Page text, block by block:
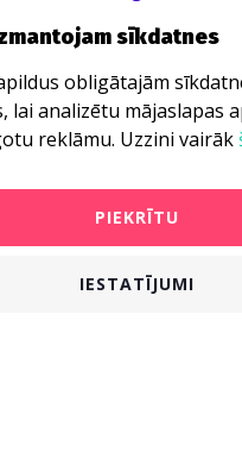
sīkdatnes
obligātajām
lai analizētu mājaslapas
reklāmu. Uzzini vairāk
PIEKRĪTU
IESTATĪJUMI